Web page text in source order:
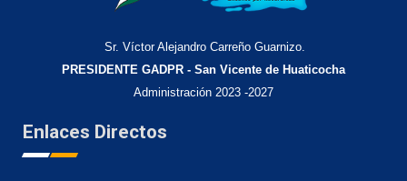
Sr. Víctor Alejandro Carreño Guarnizo.
PRESIDENTE GADPR - San Vicente de Huaticocha
Administración 2023 -2027
Enlaces Directos